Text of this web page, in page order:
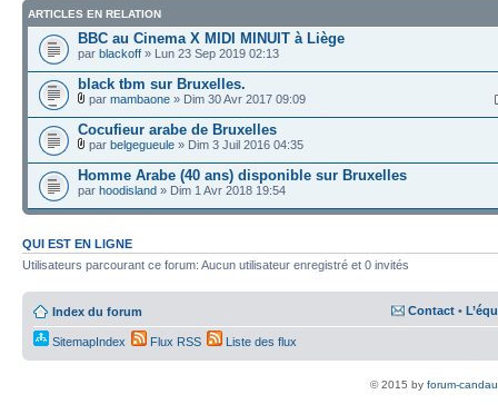
ARTICLES EN RELATION
BBC au Cinema X MIDI MINUIT à Liège
par blackoff » Lun 23 Sep 2019 02:13
black tbm sur Bruxelles.
par mambaone » Dim 30 Avr 2017 09:09
Cocufieur arabe de Bruxelles
par belgegueule » Dim 3 Juil 2016 04:35
Homme Arabe (40 ans) disponible sur Bruxelles
par hoodisland » Dim 1 Avr 2018 19:54
QUI EST EN LIGNE
Utilisateurs parcourant ce forum: Aucun utilisateur enregistré et 0 invités
Index du forum Contact •
SitemapIndex Flux RSS Liste des flux
© 2015 by forum-